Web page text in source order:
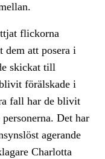
flickorna
dem att posera i
skickat till
förälskade i
fall har de blivit
Det har
agerande
Charlotta